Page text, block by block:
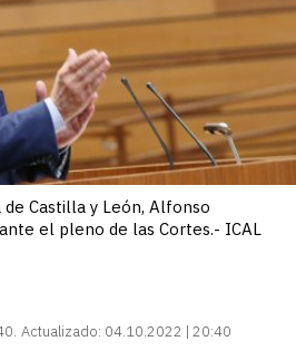
Castilla y León, Alfonso
el pleno de las Cortes.- ICAL
Actualizado: 04.10.2022 | 20:40